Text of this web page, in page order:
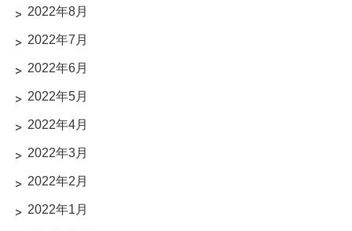
2022年8月
2022年7月
2022年6月
2022年5月
2022年4月
2022年3月
2022年2月
2022年1月